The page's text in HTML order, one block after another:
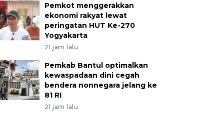
Pemkot menggerakkan
ekonomi rakyat lewat
peringatan HUT Ke-270
Yogyakarta
21 jam lalu
Pemkab Bantul optimalkan
kewaspadaan dini cegah
bendera nonnegara jelang ke
81 RI
21 jam lalu